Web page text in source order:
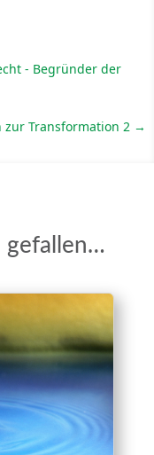
- Begründer der
zur Transformation 2 →
gefallen…